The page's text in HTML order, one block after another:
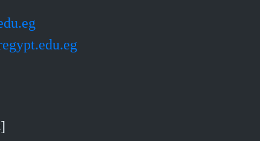
[B.A. Online Azhari Islamic and Arabic Sciences]